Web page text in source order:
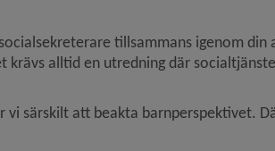
tillsammans igenom
krävs alltid en utredning där
vi särskilt att beakta barnperspektivet.